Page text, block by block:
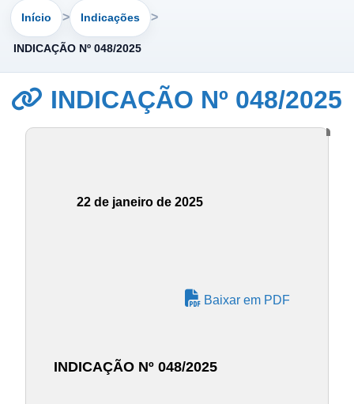
Início Indicações
INDICAÇÃO Nº 048/2025
INDICAÇÃO Nº 048/2025
22 de janeiro de 2025
Baixar em PDF
INDICAÇÃO Nº 048/2025